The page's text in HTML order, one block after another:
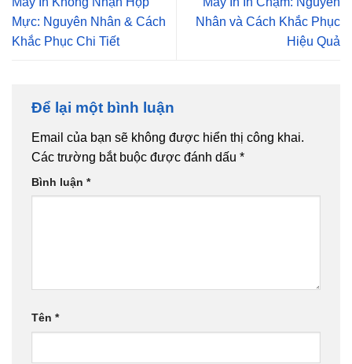
Mực: Nguyên Nhân & Cách
Khắc Phục Chi Tiết
Nhân và Cách Khắc Phục
Hiệu Quả
Để lại một bình luận
Email của bạn sẽ không được hiển thị công khai.
Các trường bắt buộc được đánh dấu *
Bình luận *
Tên *